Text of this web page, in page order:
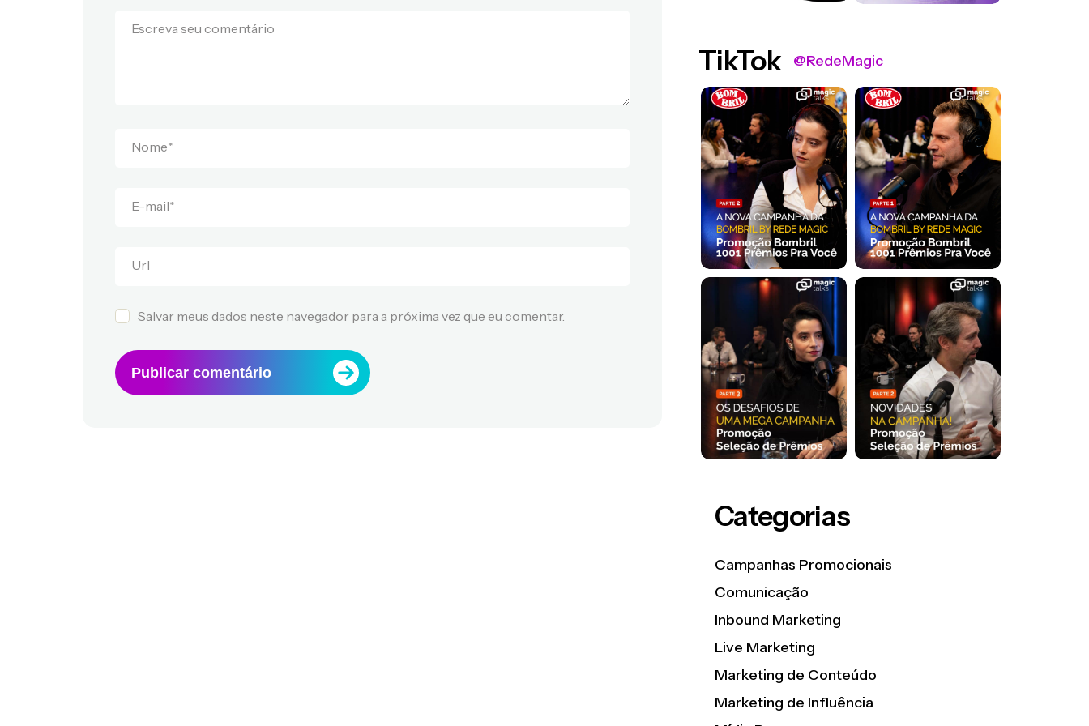
Escreva seu comentário
Nome*
E-mail*
Url
Salvar meus dados neste navegador para a próxima vez que eu comentar.
Publicar comentário
TikTok @RedeMagic
Categorias
Campanhas Promocionais
Comunicação
Inbound Marketing
Live Marketing
Marketing de Conteúdo
Marketing de Influência